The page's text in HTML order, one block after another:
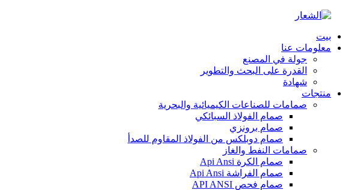
بيت
معلومات عنا
جولة في المصنع
القدرة على البحث والتطوير
شهادة
منتجات
صمامات للصناعات الكيميائية والبحرية
صمام الفولاذ السبائكي
صمام برونزي
صمام دوبلكس من الفولاذ المقاوم للصدأ
صمامات النفط والغاز
صمام الكرة Api Ansi
صمام الفراشة Api Ansi
صمام فحص API ANSI